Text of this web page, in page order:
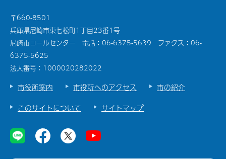
〒660-8501
兵庫県尼崎市東七松町1丁目23番1号
尼崎市コールセンター 電話：06-6375-5639 ファクス：06-
6375-5625
法人番号：1000020282022
市役所案内 市役所へのアクセス
市の紹介
このサイトについて
サイトマップ